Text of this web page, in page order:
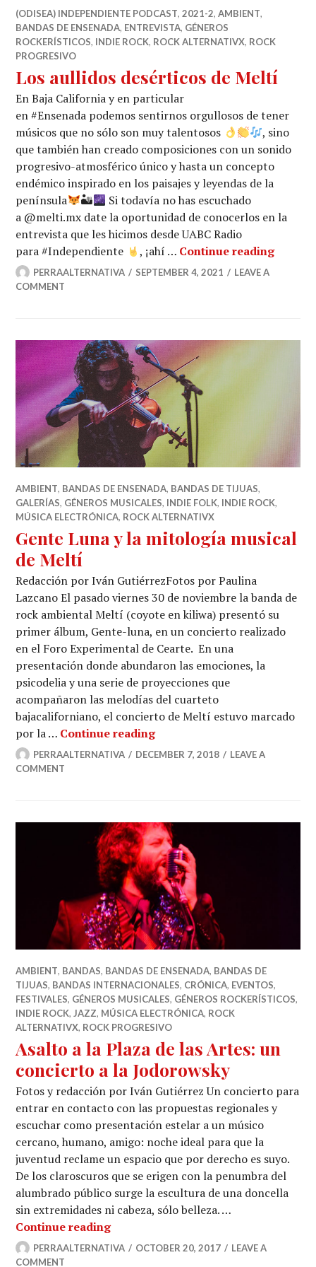
(ODISEA) INDEPENDIENTE PODCAST,2021-2,AMBIENT,
BANDAS DE ENSENADA, ENTREVISTA, GÉNEROS
ROCKERÍSTICOS, INDIE ROCK, ROCK ALTERNATIVX, ROCK
PROGRESIVO
Los aullidos desérticos de Meltí
En Baja California y en particular
en #Ensenada podemos sentirnos orgullosos de tener
músicos que no sólo son muy talentosos
, sino
que también han creado composiciones con un sonido
progresivo-atmosférico único y hasta un concepto
endémico inspirado en los paisajes y leyendas de la
península
🏜
Si todavía no has escuchado
a @melti.mx date la oportunidad de conocerlos en la
entrevista que les hicimos desde UABC Radio
para #Independiente
, ¡ahí … Continue readingLos
PERRAALTERNATIVA SEPTEMBER 4, 2021
LEAVE A
COMMENT
AMBIENT, BANDAS DE ENSENADA, BANDAS DE TIJUAS,
GALERÍAS, GÉNEROS MUSICALES, INDIE FOLK, INDIE ROCK,
MÚSICA ELECTRÓNICA, ROCK ALTERNATIVX
Gente Luna y la mitología musical
de Meltí
Redacción por Iván GutiérrezFotos por Paulina
Lazcano El pasado viernes 30 de noviembre la banda de
rock ambiental Meltí (coyote en kiliwa) presentó su
primer álbum, Gente-luna, en un concierto realizado
en el Foro Experimental de Cearte. En una
presentación donde abundaron las emociones, la
psicodelia y una serie de proyecciones que
acompañaron las melodías del cuarteto
bajacaliforniano, el concierto de Meltí estuvo marcado
por la … Continue readingGente Luna y la mitología
PERRAALTERNATIVA DECEMBER 7, 2018
LEAVE A
COMMENT
AMBIENT, BANDAS, BANDAS DE ENSENADA, BANDAS DE
TIJUAS, BANDAS INTERNACIONALES, CRÓNICA, EVENTOS,
FESTIVALES, GÉNEROS MUSICALES, GÉNEROS ROCKERÍSTICOS,
INDIE ROCK, JAZZ, MÚSICA ELECTRÓNICA, ROCK
ALTERNATIVX, ROCK PROGRESIVO
Asalto a la Plaza de las Artes: un
concierto a la Jodorowsky
Fotos y redacción por Iván Gutiérrez Un concierto para
entrar en contacto con las propuestas regionales y
escuchar como presentación estelar a un músico
cercano, humano, amigo: noche ideal para que la
juventud reclame un espacio que por derecho es suyo.
De los claroscuros que se erigen con la penumbra del
alumbrado público surge la escultura de una doncella
sin extremidades ni cabeza, sólo belleza. …
Continue readingAsalto a la Plaza de las Artes: un
PERRAALTERNATIVA OCTOBER 20, 2017
LEAVE A
COMMENT